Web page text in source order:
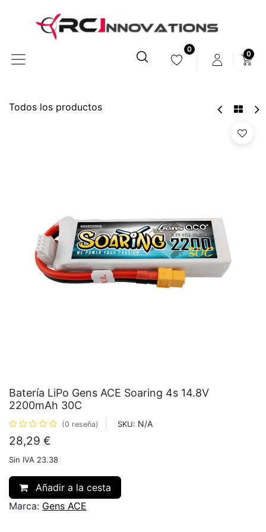
0
0
Todos los productos
Batería LiPo Gens ACE Soaring 4s 14.8V
2200mAh 30C
(0 reseña) SKU: N/A
28,29 €
Sin IVA 23.38
Añadir a la cesta
Marca: Gens ACE